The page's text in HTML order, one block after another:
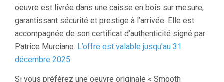
oeuvre est livrée dans une caisse en bois sur mesure,
garantissant sécurité et prestige à l’arrivée. Elle est
accompagnée de son certificat d’authenticité signé par
Patrice Murciano. L’offre est valable jusqu’au 31
décembre 2025.
Si vous préférez une oeuvre originale « Smooth